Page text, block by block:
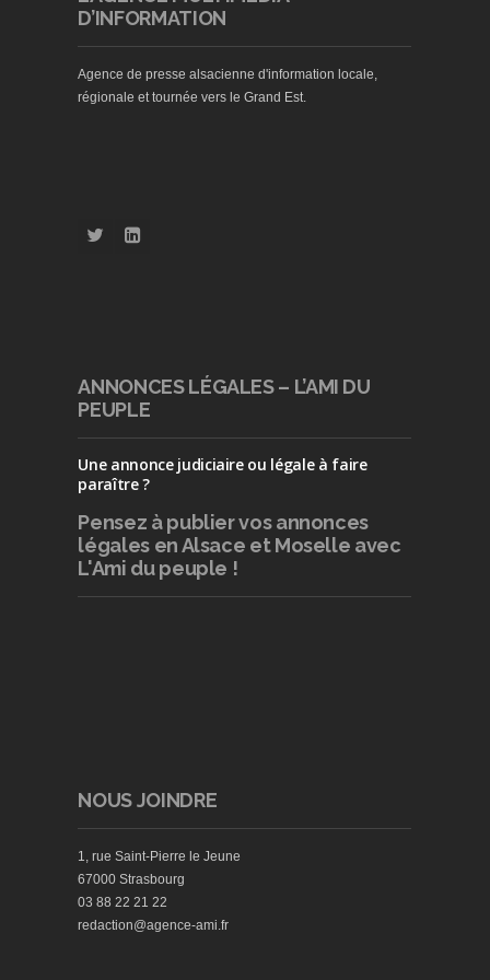
D’INFORMATION
Agence de presse alsacienne d'information locale,
régionale et tournée vers le Grand Est.
ANNONCES LÉGALES – L’AMI DU
PEUPLE
Une annonce judiciaire ou légale à faire
paraître ?
Pensez à publiervos annonces
légales en Alsace et Moselle avec
L'Ami du peuple !
NOUS JOINDRE
1, rue Saint-Pierre le Jeune
67000 Strasbourg
03 88 22 21 22
redaction@agence-ami.fr